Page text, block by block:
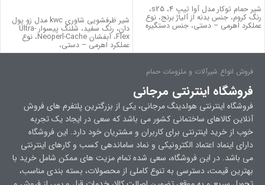
شیر حمام توکار مدل آوا تیپ 4، s25،
رنگ کروم، جنس بدنه از آلیاژ برنج، نوع
عملکرد اهرمی – دستی، جنس دستگیره شیر ظرفشویی شاوری kwc مدل زو پول
دان، رنگ سفید، شلنگ پیسوار Ultra-
Flex، آبفشان Neoperl-Cache، نوع
عملکرد اهرمی – دستی،
فروش انواع شیرآلات و ملزومات حمام
فروشگاه اینترنتی مرجانی
فروشگاه اینترنتی هولدینگ مرجانی، یکی از بزرگترین پلتفرم های فروش
آنلاین کالاهای ساختمانی کشور می باشد که سعی در ایجاد یک تجربه
خوب از خرید اینترنتی برای کاربران و مشتریان خود دارد. این فروشگاه
دارای اینماد اعتماد الکترونیکی و نماد ساماندهی کسب و کارهای اینترنتی
می باشد. در این فروشگاه، سعی شده تمام مزیت های ممکن شامل خرید با
بهترین قیمت، دسترسی به تنوع کاملی از محصولات، بسته بندی مناسب،